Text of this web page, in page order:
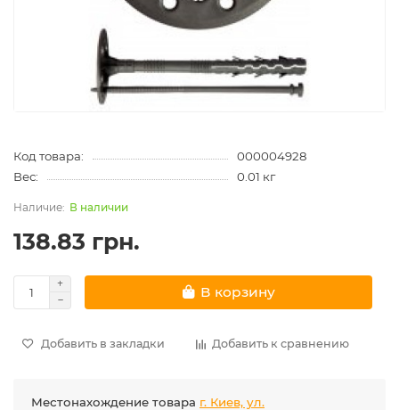
Код товара:
000004928
Вес:
0.01 кг
В наличии
138.83 грн.
В корзину
Добавить в закладки Добавить к сравнению
Местонахождение товара г. Киев, ул.